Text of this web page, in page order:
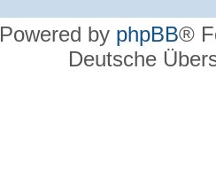
Powered by phpBB®
Deutsche